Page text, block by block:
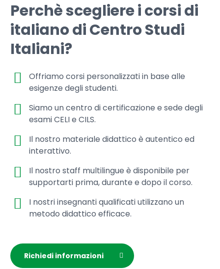
Perchè scegliere i corsi di
italiano di Centro Studi
Italiani?
Offriamo corsi personalizzati in base alle
esigenze degli studenti.
Siamo un centro di certificazione e sede degli
esami CELI e CILS.
Il nostro materiale didattico è autentico ed
interattivo.
Il nostro staff multilingue è disponibile per
supportarti prima, durante e dopo il corso.
I nostri insegnanti qualificati utilizzano un
metodo didattico efficace.
Richiedi informazioni